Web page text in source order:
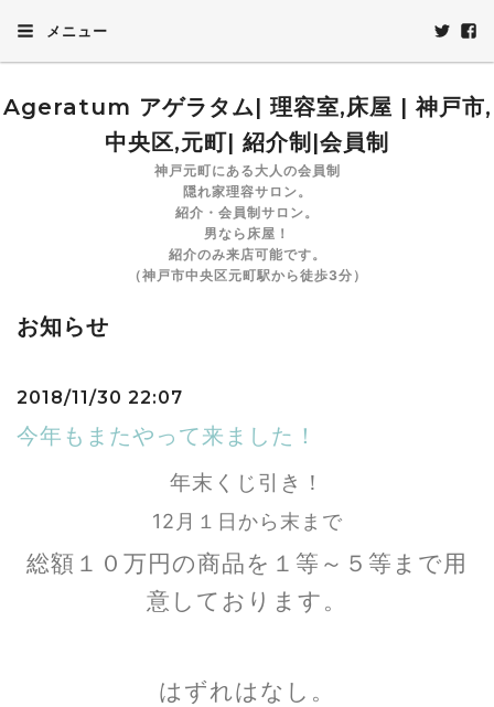
メニュー
Ageratum アゲラタム| 理容室,床屋 | 神戸市,
中央区,元町| 紹介制|会員制
神戸元町にある大人の会員制
隠れ家理容サロン。
紹介・会員制サロン。
男なら床屋！
紹介のみ来店可能です。
（神戸市中央区元町駅から徒歩3分）
お知らせ
2018/11/30 22:07
今年もまたやって来ました！
年末くじ引き！
12月１日から末まで
総額１０万円の商品を１等～５等まで用
意しております。
はずれはなし。